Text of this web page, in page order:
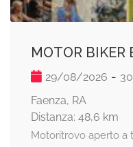
MOTOR BIKER
29/08/2026 -
Faenza, RA
Distanza: 48,6 km
Motoritrovo aperto a